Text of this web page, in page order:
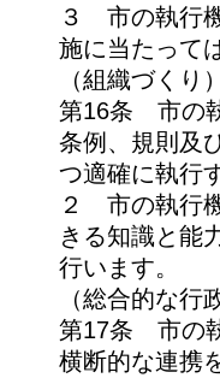
３ 市の執行
施に当たって
（組織づくり
第16条 市の
条例、規則及
つ適確に執行
２ 市の執行
きる知識と能
行います。
（総合的な行
第17条 市の
横断的な連携